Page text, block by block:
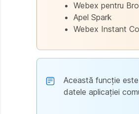
Webex pentru
Apel Spark
Webex Instant
Această funcție
datele aplicației